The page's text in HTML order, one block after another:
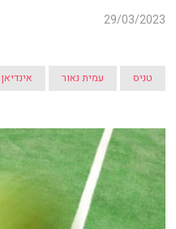
29/03/2023
טניס עמית נאור